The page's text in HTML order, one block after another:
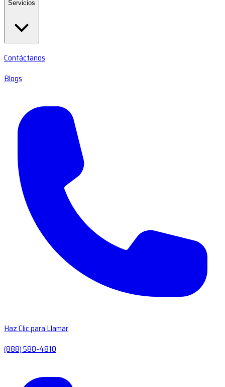
Servicios
Contáctanos
Blogs
Haz Clic para Llamar
(888) 580-4810